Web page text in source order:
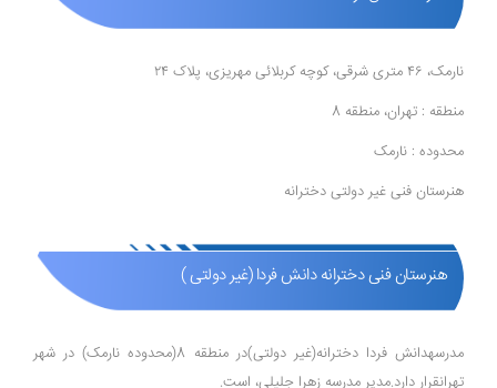
نارمک، ۴۶ متری شرقی، کوچه کربلائی مهریزی، پلاک ۲۴
منطقه : تهران، منطقه 8
محدوده : نارمک
هنرستان فنی غیر دولتی دخترانه
هنرستان فنی دخترانه دانش فردا (غیر دولتی )
مدرسهدانش فردا دخترانه(غیر دولتی)در منطقه 8(محدوده نارمک) در شهر
تهرانقرار دارد.مدیر مدرسه زهرا جلیلی، است.